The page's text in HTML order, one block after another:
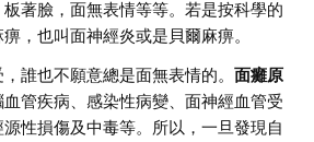
著臉，面無表情等等。若是按科學的
，也叫面神經炎或是貝爾麻痹。
誰也不願意總是面無表情的。面癱原
管疾病、感染性病變、面神經血管受
性損傷及中毒等。所以，一旦發現自